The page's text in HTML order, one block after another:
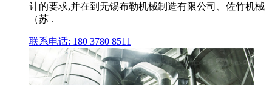
计的要求,并在到无锡布勒机械制造有限公司、佐竹机械
（苏 .
联系电话: 180 3780 8511